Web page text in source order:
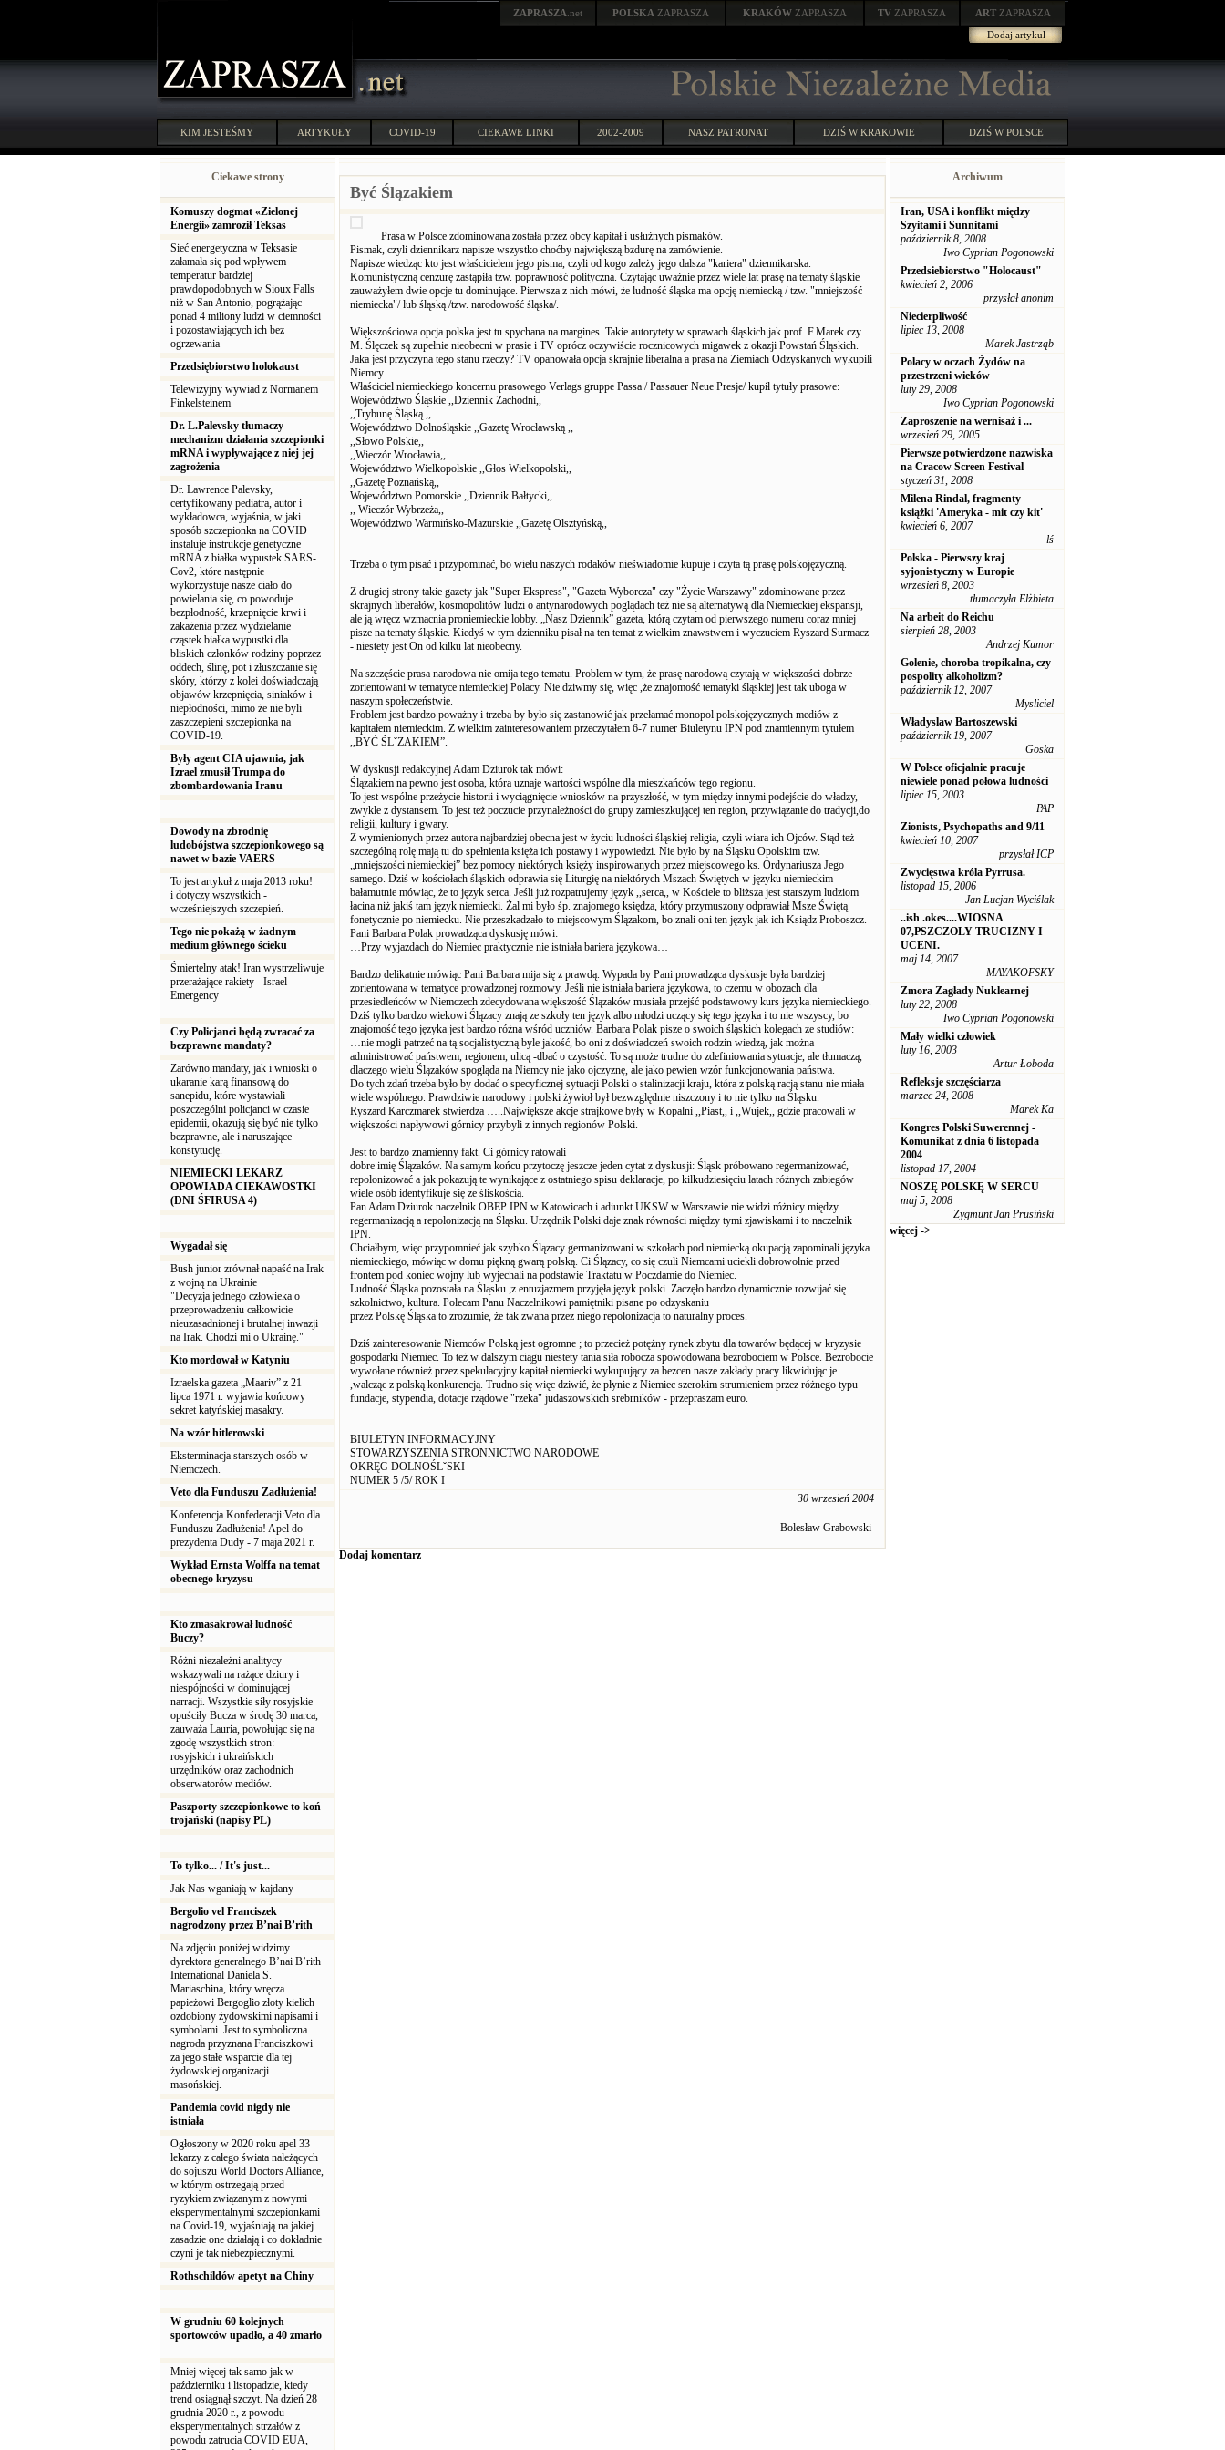
ZAPRASZA .net POLSKA ZAPRASZA KRAKÓW ZAPRASZA TV ZAPRASZA ART ZAPRASZA
Dodaj artykuł
KIM JESTEŚMY ARTYKUŁY COVID-19 CIEKAWE LINKI 2002-2009 NASZ PATRONAT DZIŚ W KRAKOWIE DZIŚ W POLSCE
Ciekawe strony
Komuszy dogmat «Zielonej
Energii» zamroził Teksas
Sieć energetyczna w Teksasie
załamała się pod wpływem
temperatur bardziej
prawdopodobnych w Sioux Falls
niż w San Antonio, pogrążając
ponad 4 miliony ludzi w ciemności
i pozostawiających ich bez
ogrzewania
Przedsiębiorstwo holokaust
Telewizyjny wywiad z Normanem
Finkelsteinem
Dr. L.Palevsky tłumaczy
mechanizm działania szczepionki
mRNA i wypływające z niej jej
zagrożenia
Dr. Lawrence Palevsky,
certyfikowany pediatra, autor i
wykładowca, wyjaśnia, w jaki
sposób szczepionka na COVID
instaluje instrukcje genetyczne
mRNA z białka wypustek SARS-
Cov2, które następnie
wykorzystuje nasze ciało do
powielania się, co powoduje
bezpłodność, krzepnięcie krwi i
zakażenia przez wydzielanie
cząstek białka wypustki dla
bliskich członków rodziny poprzez
oddech, ślinę, pot i złuszczanie się
skóry, którzy z kolei doświadczają
objawów krzepnięcia, siniaków i
niepłodności, mimo że nie byli
zaszczepieni szczepionka na
COVID-19.
Były agent CIA ujawnia, jak
Izrael zmusił Trumpa do
zbombardowania Iranu
Dowody na zbrodnię
ludobójstwa szczepionkowego są
nawet w bazie VAERS
To jest artykuł z maja 2013 roku!
i dotyczy wszystkich -
wcześniejszych szczepień.
Tego nie pokażą w żadnym
medium głównego ścieku
Śmiertelny atak! Iran wystrzeliwuje
przerażające rakiety - Israel
Emergency
Czy Policjanci będą zwracać za
bezprawne mandaty?
Zarówno mandaty, jak i wnioski o
ukaranie karą finansową do
sanepidu, które wystawiali
poszczególni policjanci w czasie
epidemii, okazują się być nie tylko
bezprawne, ale i naruszające
konstytucję.
NIEMIECKI LEKARZ
OPOWIADA CIEKAWOSTKI
(DNI ŚFIRUSA 4)
Wygadał się
Bush junior zrównał napaść na Irak
z wojną na Ukrainie
"Decyzja jednego człowieka o
przeprowadzeniu całkowicie
nieuzasadnionej i brutalnej inwazji
na Irak. Chodzi mi o Ukrainę."
Kto mordował w Katyniu
Izraelska gazeta „Maariv” z 21
lipca 1971 r. wyjawia końcowy
sekret katyńskiej masakry.
Na wzór hitlerowski
Eksterminacja starszych osób w
Niemczech.
Veto dla Funduszu Zadłużenia!
Konferencja Konfederacji:Veto dla
Funduszu Zadłużenia! Apel do
prezydenta Dudy - 7 maja 2021 r.
Wykład Ernsta Wolffa na temat
obecnego kryzysu
Kto zmasakrował ludność
Buczy?
Różni niezależni analitycy
wskazywali na rażące dziury i
niespójności w dominującej
narracji. Wszystkie siły rosyjskie
opuściły Bucza w środę 30 marca,
zauważa Lauria, powołując się na
zgodę wszystkich stron:
rosyjskich i ukraińskich
urzędników oraz zachodnich
obserwatorów mediów.
Paszporty szczepionkowe to koń
trojański (napisy PL)
To tylko... / It's just...
Jak Nas wganiają w kajdany
Bergolio vel Franciszek
nagrodzony przez B’nai B’rith
Na zdjęciu poniżej widzimy
dyrektora generalnego B’nai B’rith
International Daniela S.
Mariaschina, który wręcza
papieżowi Bergoglio złoty kielich
ozdobiony żydowskimi napisami i
symbolami. Jest to symboliczna
nagroda przyznana Franciszkowi
za jego stałe wsparcie dla tej
żydowskiej organizacji
masońskiej.
Pandemia covid nigdy nie
istniała
Ogłoszony w 2020 roku apel 33
lekarzy z całego świata należących
do sojuszu World Doctors Alliance,
w którym ostrzegają przed
ryzykiem związanym z nowymi
eksperymentalnymi szczepionkami
na Covid-19, wyjaśniają na jakiej
zasadzie one działają i co dokładnie
czyni je tak niebezpiecznymi.
Rothschildów apetyt na Chiny
W grudniu 60 kolejnych
sportowców upadło, a 40 zmarło
Mniej więcej tak samo jak w
październiku i listopadzie, kiedy
trend osiągnął szczyt. Na dzień 28
grudnia 2020 r., z powodu
eksperymentalnych strzałów z
powodu zatrucia COVID EUA,
Być Ślązakiem
Prasa w Polsce zdominowana została przez obcy kapitał i usłużnych pismaków.
Pismak, czyli dziennikarz napisze wszystko choćby największą bzdurę na zamówienie.
Napisze wiedząc kto jest właścicielem jego pisma, czyli od kogo zależy jego dalsza "kariera" dziennikarska.
Komunistyczną cenzurę zastąpiła tzw. poprawność polityczna. Czytając uważnie przez wiele lat prasę na tematy śląskie
zauważyłem dwie opcje tu dominujące. Pierwsza z nich mówi, że ludność śląska ma opcję niemiecką / tzw. "mniejszość
niemiecka"/ lub śląską /tzw. narodowość śląska/.
Większościowa opcja polska jest tu spychana na margines. Takie autorytety w sprawach śląskich jak prof. F.Marek czy
M. Ślęczek są zupełnie nieobecni w prasie i TV oprócz oczywiście rocznicowych migawek z okazji Powstań Śląskich.
Jaka jest przyczyna tego stanu rzeczy? TV opanowała opcja skrajnie liberalna a prasa na Ziemiach Odzyskanych wykupili
Niemcy.
Właściciel niemieckiego koncernu prasowego Verlags gruppe Passa / Passauer Neue Presje/ kupił tytuły prasowe:
Województwo Śląskie ,,Dziennik Zachodni,,
,,Trybunę Śląską ,,
Województwo Dolnośląskie ,,Gazetę Wrocławską ,,
,,Słowo Polskie,,
,,Wieczór Wrocławia,,
Województwo Wielkopolskie ,,Głos Wielkopolski,,
,,Gazetę Poznańską,,
Województwo Pomorskie ,,Dziennik Bałtycki,,
,, Wieczór Wybrzeża,,
Województwo Warmińsko-Mazurskie ,,Gazetę Olsztyńską,,
Trzeba o tym pisać i przypominać, bo wielu naszych rodaków nieświadomie kupuje i czyta tą prasę polskojęzyczną.
Z drugiej strony takie gazety jak "Super Ekspress", "Gazeta Wyborcza" czy "Życie Warszawy" zdominowane przez
skrajnych liberałów, kosmopolitów ludzi o antynarodowych poglądach też nie są alternatywą dla Niemieckiej ekspansji,
ale ją wręcz wzmacnia proniemieckie lobby. „Nasz Dziennik” gazeta, którą czytam od pierwszego numeru coraz mniej
pisze na tematy śląskie. Kiedyś w tym dzienniku pisał na ten temat z wielkim znawstwem i wyczuciem Ryszard Surmacz
- niestety jest On od kilku lat nieobecny.
Na szczęście prasa narodowa nie omija tego tematu. Problem w tym, że prasę narodową czytają w większości dobrze
zorientowani w tematyce niemieckiej Polacy. Nie dziwmy się, więc ,że znajomość tematyki śląskiej jest tak uboga w
naszym społeczeństwie.
Problem jest bardzo poważny i trzeba by było się zastanowić jak przełamać monopol polskojęzycznych mediów z
kapitałem niemieckim. Z wielkim zainteresowaniem przeczytałem 6-7 numer Biuletynu IPN pod znamiennym tytułem
,,BYĆ ŚLˇZAKIEM”.
W dyskusji redakcyjnej Adam Dziurok tak mówi:
Ślązakiem na pewno jest osoba, która uznaje wartości wspólne dla mieszkańców tego regionu.
To jest wspólne przeżycie historii i wyciągnięcie wniosków na przyszłość, w tym między innymi podejście do władzy,
zwykle z dystansem. To jest też poczucie przynależności do grupy zamieszkującej ten region, przywiązanie do tradycji,do
religii, kultury i gwary.
Z wymienionych przez autora najbardziej obecna jest w życiu ludności śląskiej religia, czyli wiara ich Ojców. Stąd też
szczególną rolę mają tu do spełnienia księża ich postawy i wypowiedzi. Nie było by na Śląsku Opolskim tzw.
„mniejszości niemieckiej” bez pomocy niektórych księży inspirowanych przez miejscowego ks. Ordynariusza Jego
samego. Dziś w kościołach śląskich odprawia się Liturgię na niektórych Mszach Świętych w języku niemieckim
bałamutnie mówiąc, że to język serca. Jeśli już rozpatrujemy język ,,serca,, w Kościele to bliższa jest starszym ludziom
łacina niż jakiś tam język niemiecki. Żal mi było śp. znajomego księdza, który przymuszony odprawiał Msze Świętą
fonetycznie po niemiecku. Nie przeszkadzało to miejscowym Ślązakom, bo znali oni ten język jak ich Ksiądz Proboszcz.
Pani Barbara Polak prowadząca dyskusję mówi:
…Przy wyjazdach do Niemiec praktycznie nie istniała bariera językowa…
Bardzo delikatnie mówiąc Pani Barbara mija się z prawdą. Wypada by Pani prowadząca dyskusje była bardziej
zorientowana w tematyce prowadzonej rozmowy. Jeśli nie istniała bariera językowa, to czemu w obozach dla
przesiedleńców w Niemczech zdecydowana większość Ślązaków musiała przejść podstawowy kurs języka niemieckiego.
Dziś tylko bardzo wiekowi Ślązacy znają ze szkoły ten język albo młodzi uczący się tego języka i to nie wszyscy, bo
znajomość tego języka jest bardzo różna wśród uczniów. Barbara Polak pisze o swoich śląskich kolegach ze studiów:
…nie mogli patrzeć na tą socjalistyczną byle jakość, bo oni z doświadczeń swoich rodzin wiedzą, jak można
administrować państwem, regionem, ulicą -dbać o czystość. To są może trudne do zdefiniowania sytuacje, ale tłumaczą,
dlaczego wielu Ślązaków spogląda na Niemcy nie jako ojczyznę, ale jako pewien wzór funkcjonowania państwa.
Do tych zdań trzeba było by dodać o specyficznej sytuacji Polski o stalinizacji kraju, która z polską racją stanu nie miała
wiele wspólnego. Prawdziwie narodowy i polski żywioł był bezwzględnie niszczony i to nie tylko na Śląsku.
Ryszard Karczmarek stwierdza …..Największe akcje strajkowe były w Kopalni ,,Piast,, i ,,Wujek,, gdzie pracowali w
większości napływowi górnicy przybyli z innych regionów Polski.
Jest to bardzo znamienny fakt. Ci górnicy ratowali
dobre imię Ślązaków. Na samym końcu przytoczę jeszcze jeden cytat z dyskusji: Śląsk próbowano regermanizować,
repolonizować a jak pokazują te wynikające z ostatniego spisu deklaracje, po kilkudziesięciu latach różnych zabiegów
wiele osób identyfikuje się ze śliskością.
Pan Adam Dziurok naczelnik OBEP IPN w Katowicach i adiunkt UKSW w Warszawie nie widzi różnicy między
regermanizacją a repolonizacją na Śląsku. Urzędnik Polski daje znak równości między tymi zjawiskami i to naczelnik
IPN.
Chciałbym, więc przypomnieć jak szybko Ślązacy germanizowani w szkołach pod niemiecką okupacją zapominali języka
niemieckiego, mówiąc w domu piękną gwarą polską. Ci Ślązacy, co się czuli Niemcami uciekli dobrowolnie przed
frontem pod koniec wojny lub wyjechali na podstawie Traktatu w Poczdamie do Niemiec.
Ludność Śląska pozostała na Śląsku ;z entuzjazmem przyjęła język polski. Zaczęło bardzo dynamicznie rozwijać się
szkolnictwo, kultura. Polecam Panu Naczelnikowi pamiętniki pisane po odzyskaniu
przez Polskę Śląska to zrozumie, że tak zwana przez niego repolonizacja to naturalny proces.
Dziś zainteresowanie Niemców Polską jest ogromne ; to przecież potężny rynek zbytu dla towarów będącej w kryzysie
gospodarki Niemiec. To też w dalszym ciągu niestety tania siła robocza spowodowana bezrobociem w Polsce. Bezrobocie
wywołane również przez spekulacyjny kapitał niemiecki wykupujący za bezcen nasze zakłady pracy likwidując je
,walcząc z polską konkurencją. Trudno się więc dziwić, że płynie z Niemiec szerokim strumieniem przez różnego typu
fundacje, stypendia, dotacje rządowe "rzeka" judaszowskich srebrników - przepraszam euro.
BIULETYN INFORMACYJNY
STOWARZYSZENIA STRONNICTWO NARODOWE
OKRĘG DOLNOŚLˇSKI
NUMER 5 /5/ ROK I
30 wrzesień 2004
Bolesław Grabowski
Dodaj komentarz
Archiwum
Iran, USA i konflikt między
Szyitami i Sunnitami
październik 8, 2008
Iwo Cyprian Pogonowski
Przedsiebiorstwo "Holocaust"
kwiecień 2, 2006
przysłał anonim
Niecierpliwość
lipiec 13, 2008
Marek Jastrząb
Polacy w oczach Żydów na
przestrzeni wieków
luty 29, 2008
Iwo Cyprian Pogonowski
Zaproszenie na wernisaż i ...
wrzesień 29, 2005
Pierwsze potwierdzone nazwiska
na Cracow Screen Festival
styczeń 31, 2008
Milena Rindal, fragmenty
książki 'Ameryka - mit czy kit'
kwiecień 6, 2007
lś
Polska - Pierwszy kraj
syjonistyczny w Europie
wrzesień 8, 2003
tłumaczyła Elżbieta
Na arbeit do Reichu
sierpień 28, 2003
Andrzej Kumor
Golenie, choroba tropikalna, czy
pospolity alkoholizm?
październik 12, 2007
Mysliciel
Władyslaw Bartoszewski
październik 19, 2007
Goska
W Polsce oficjalnie pracuje
niewiele ponad połowa ludności
lipiec 15, 2003
PAP
Zionists, Psychopaths and 9/11
kwiecień 10, 2007
przysłał ICP
Zwycięstwa króla Pyrrusa.
listopad 15, 2006
Jan Lucjan Wyciślak
..ish .okes....WIOSNA
07,PSZCZOLY TRUCIZNY I
UCENI.
maj 14, 2007
MAYAKOFSKY
Zmora Zagłady Nuklearnej
luty 22, 2008
Iwo Cyprian Pogonowski
Mały wielki człowiek
luty 16, 2003
Artur Łoboda
Refleksje szczęściarza
marzec 24, 2008
Marek Ka
Kongres Polski Suwerennej -
Komunikat z dnia 6 listopada
2004
listopad 17, 2004
NOSZĘ POLSKĘ W SERCU
maj 5, 2008
Zygmunt Jan Prusiński
więcej ->